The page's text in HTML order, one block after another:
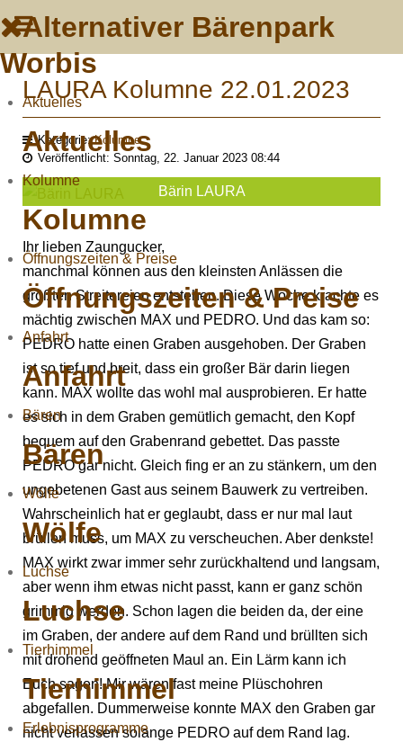
Alternativer Bärenpark
Worbis
Aktuelles
Aktuelles
Kolumne
Kolumne
Öffnungszeiten & Preise
Öffnungszeiten & Preise
Anfahrt
Anfahrt
Bären
Bären
Wölfe
Wölfe
Luchse
Luchse
Tierhimmel
Tierhimmel
Erlebnisprogramme
LAURA Kolumne 22.01.2023
Kategorie:Kolumne
Veröffentlicht: Sonntag, 22. Januar 2023 08:44
Bärin LAURA
Ihr lieben Zaungucker,
manchmal können aus den kleinsten Anlässen die
größten Streitereien entstehen. Diese Woche krachte es
mächtig zwischen MAX und PEDRO. Und das kam so:
PEDRO hatte einen Graben ausgehoben. Der Graben
ist so tief und breit, dass ein großer Bär darin liegen
kann. MAX wollte das wohl mal ausprobieren. Er hatte
es sich in dem Graben gemütlich gemacht, den Kopf
bequem auf den Grabenrand gebettet. Das passte
PEDRO gar nicht. Gleich fing er an zu stänkern, um den
ungebetenen Gast aus seinem Bauwerk zu vertreiben.
Wahrscheinlich hat er geglaubt, dass er nur mal laut
brüllen muss, um MAX zu verscheuchen. Aber denkste!
MAX wirkt zwar immer sehr zurückhaltend und langsam,
aber wenn ihm etwas nicht passt, kann er ganz schön
grimmig werden. Schon lagen die beiden da, der eine
im Graben, der andere auf dem Rand und brüllten sich
mit drohend geöffneten Maul an. Ein Lärm kann ich
Euch sagen! Mir wären fast meine Plüschohren
abgefallen. Dummerweise konnte MAX den Graben gar
nicht verlassen solange PEDRO auf dem Rand lag.